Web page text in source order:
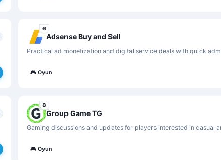
6
Adsense Buy and Sell
Practical ad monetization and digital service deals with quick
🎮 Oyun
8
Group Game TG
Gaming discussions and updates for players interested in casual
🎮 Oyun